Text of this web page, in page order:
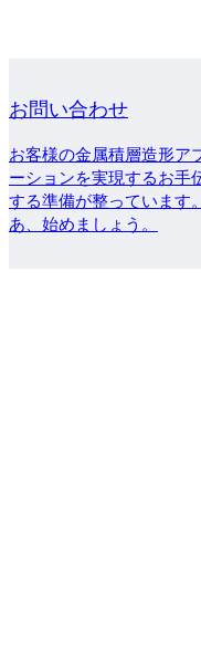
お問い合わせ
お客様の金属積層造形ア
ーションを実現するお手
する準備が整っています
あ、始めましょう。